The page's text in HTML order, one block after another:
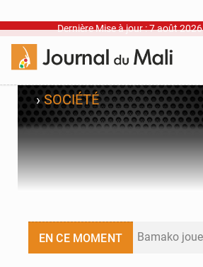
Dernière Mise à jour : 7 août
›SOCIÉTÉ
EN CE MOMENT